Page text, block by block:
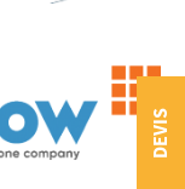
DEVIS